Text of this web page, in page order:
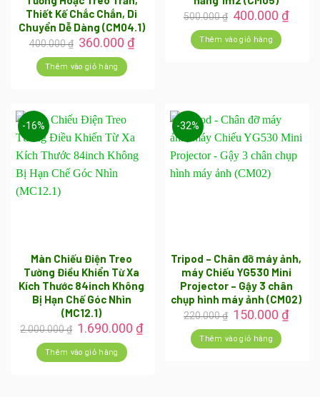
Thiết Kế Chắc Chắn, Di
Chuyển Dễ Dàng (CM04.1)
400.000₫ Giá
gốc
là:
400.000 ₫.
360.000 ₫Giá
Thêm vào giỏ hàng
500.000₫ Giá
gốc
là:
500.000 ₫.
400.000₫Giá
Thêm vào giỏ hàng
-16%
Màn Chiếu Điện Treo
Tường Điều Khiển Từ Xa
Kích Thước 84inch Không
Bị Hạn Chế Góc Nhìn
(MC12.1)
2.000.000₫ Giá
gốc
là:
2.000.000 ₫.
1.690.000₫Giá
Thêm vào giỏ hàng
-32%
Tripod – Chân đỡ máy ảnh,
máy Chiếu YG530 Mini
Projector – Gậy 3 chân
chụp hình máy ảnh (CM02)
220.000₫ Giá
gốc
là:
220.000 ₫.
150.000₫Giá
Thêm vào giỏ hàng